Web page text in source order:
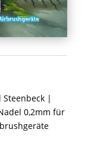
|
0,2mm für